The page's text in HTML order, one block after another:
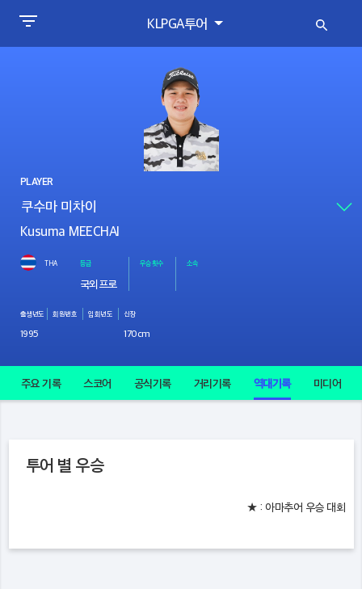
KLPGA투어
PLAYER
Kusuma MEECHAI
THA 등급
국외프로
우승횟수 소속
출생년도
1995
회원번호 입회년도 신장
170cm
주요 기록 스코어 공식기록 거리기록 역대기록 미디어
투어 별 우승
★ : 아마추어 우승 대회